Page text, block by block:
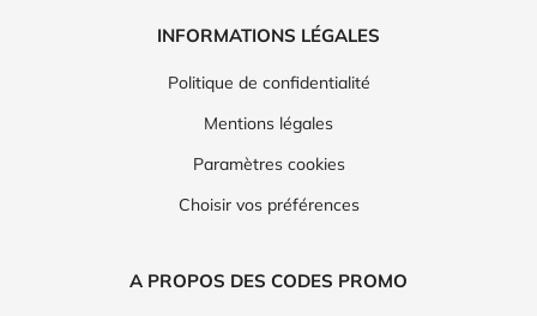
INFORMATIONS LÉGALES
Politique de confidentialité
Mentions légales
Paramètres cookies
Choisir vos préférences
A PROPOS DES CODES PROMO